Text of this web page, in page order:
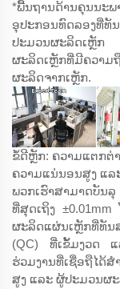
*ພື້ນຖານດ້ານຄຸນນ
ອຸປະກອນທົດລອງທີ່
ປະມວນຜະລິດເຫຼັກ
ຜະລິດເຫຼັກທີ່ມີຄວາມ
ຜະລິດຈາກເຫຼັກ.
ຂໍ້ດີຫຼັກ: ຄວາມແຕກຕ່າ
ຄວາມແນ່ນອນສູງ ແລ
ພວກເຮົາສາມາດບັນ
ທີ່ສຸດເຖິງ
ຜະລິດແຜ່ນເຫຼັກທີ່ທັ
(QC) ທີ່ເຂັ້ມງວດ
ຮ່ວມງານທີ່ເຊື່ອຖືໄດ້
ສູງ ແລະ ຜູ້ປະມວນຜ